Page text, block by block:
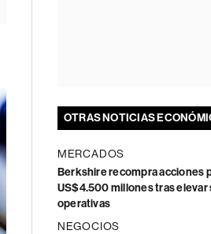
OTRAS NOTICIAS
MERCADOS
Berkshire recompra acciones
US$4.500 millones tras elevar
operativas
NEGOCIOS